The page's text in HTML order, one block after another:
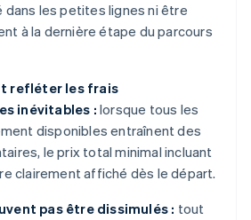
dans les petites lignes ni être
à la dernière étape du parcours
refléter les frais
inévitables : lorsque tous les
disponibles entraînent des
le prix total minimal incluant
clairement affiché dès le départ.
pas être dissimulés : tout